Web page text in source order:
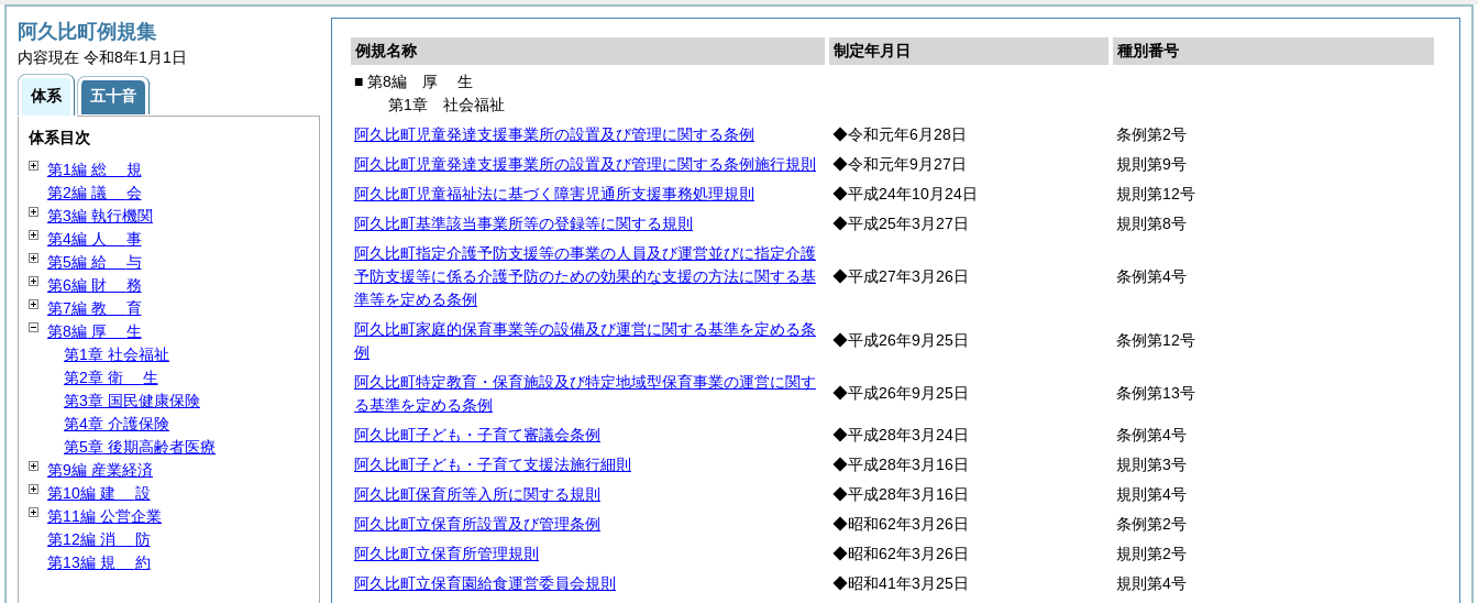
例規名称 制定年月日
種別番号
■ 第8編 厚 生
第1章 社会福祉
阿久比町児童発達支援事業所の設置及び管理に関する条例
◆令和元年6月28日
条例第2号
阿久比町児童発達支援事業所の設置及び管理に関する条例施行規則
◆令和元年9月27日
規則第9号
阿久比町児童福祉法に基づく障害児通所支援事務処理規則
◆平成24年10月24日
規則第12号
阿久比町基準該当事業所等の登録等に関する規則
◆平成25年3月27日
規則第8号
阿久比町指定介護予防支援等の事業の人員及び運営並びに指定介護
予防支援等に係る介護予防のための効果的な支援の方法に関する基
準等を定める条例
◆平成27年3月26日 条例第4号
阿久比町家庭的保育事業等の設備及び運営に関する基準を定める条
例
◆平成26年9月25日 条例第12号
阿久比町特定教育・保育施設及び特定地域型保育事業の運営に関す
る基準を定める条例
◆平成26年9月25日 条例第13号
阿久比町子ども・子育て審議会条例 ◆平成28年3月24日
条例第4号
阿久比町子ども・子育て支援法施行細則
◆平成28年3月16日
規則第3号
阿久比町保育所等入所に関する規則
◆平成28年3月16日
規則第4号
阿久比町立保育所設置及び管理条例
◆昭和62年3月26日
条例第2号
阿久比町立保育所管理規則
◆昭和62年3月26日
規則第2号
阿久比町立保育園給食運営委員会規則
◆昭和41年3月25日
規則第4号
阿久比町例規集
内容現在 令和8年1月1日
体系 五十音
体系目次
第1編 総 規
第2編 議 会
第3編 執行機関
第4編 人 事
第5編 給 与
第6編 財 務
第7編 教 育
第8編 厚 生
第1章 社会福祉
第2章 衛 生
第3章 国民健康保険
第4章 介護保険
第5章 後期高齢者医療
第9編 産業経済
第10編 建 設
第11編 公営企業
第12編 消 防
第13編 規 約